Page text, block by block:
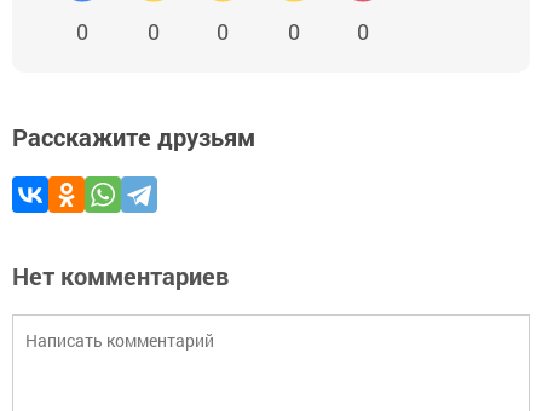
0 0 0 0 0
Расскажите друзьям
Нет комментариев